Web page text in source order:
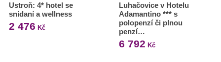
Ustroň: 4* hotel se
snídaní a wellness
2 476 Kč
Luhačovice v Hotelu
Adamantino *** s
polopenzí či plnou
penzí…
6 792 Kč